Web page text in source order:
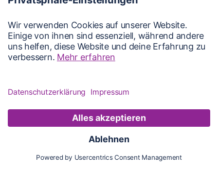
Karte Updates Konto
Karte